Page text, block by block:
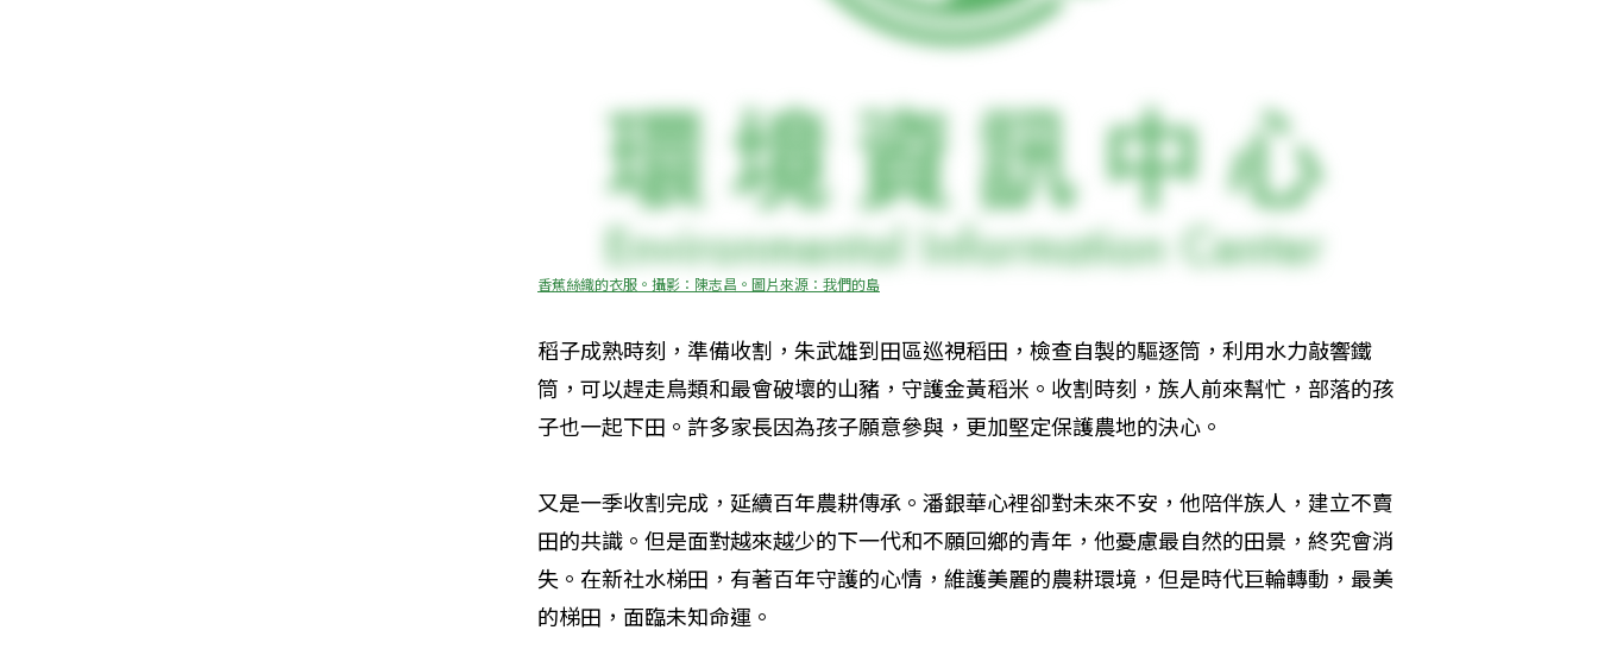
香蕉絲織的衣服。攝影：陳志昌。圖片來源：我們的島
稻子成熟時刻，準備收割，朱武雄到田區巡視稻田，檢查自製的驅逐筒，利用水力敲響鐵
筒，可以趕走鳥類和最會破壞的山豬，守護金黃稻米。收割時刻，族人前來幫忙，部落的孩
子也一起下田。許多家長因為孩子願意參與，更加堅定保護農地的決心。
又是一季收割完成，延續百年農耕傳承。潘銀華心裡卻對未來不安，他陪伴族人，建立不賣
田的共識。但是面對越來越少的下一代和不願回鄉的青年，他憂慮最自然的田景，終究會消
失。在新社水梯田，有著百年守護的心情，維護美麗的農耕環境，但是時代巨輪轉動，最美
的梯田，面臨未知命運。